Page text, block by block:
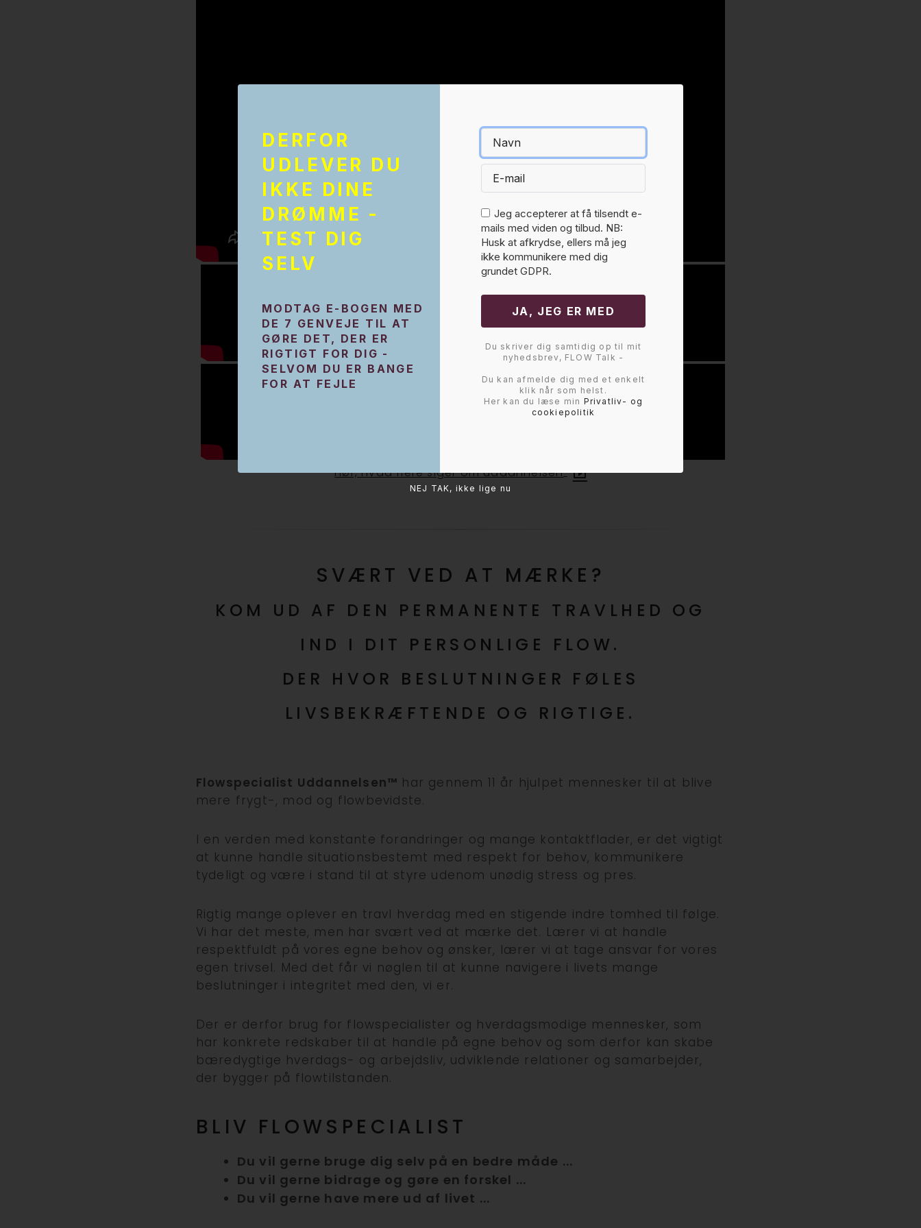
Hør, hvad flere siger om uddannelsen
SVÆRT VED AT MÆRKE?
KOM UD AF DEN PERMANENTE TRAVLHED OG
IND I DIT PERSONLIGE FLOW.
DER HVOR BESLUTNINGER FØLES
LIVSBEKRÆFTENDE OG RIGTIGE.
Flowspecialist Uddannelsen™ har gennem 11 år hjulpet mennesker til at blive
mere frygt-, mod og flowbevidste.
I en verden med konstante forandringer og mange kontaktflader, er det vigtigt
at kunne handle situationsbestemt med respekt for behov, kommunikere
tydeligt og være i stand til at styre udenom unødig stress og pres.
Rigtig mange oplever en travl hverdag med en stigende indre tomhed til følge.
Vi har det meste, men har svært ved at mærke det. Lærer vi at handle
respektfuldt på vores egne behov og ønsker, lærer vi at tage ansvar for vores
egen trivsel. Med det får vi nøglen til at kunne navigere i livets mange
beslutninger i integritet med den, vi er.
Der er derfor brug for flowspecialister og hverdagsmodige mennesker, som
har konkrete redskaber til at handle på egne behov og som derfor kan skabe
bæredygtige hverdags- og arbejdsliv, udviklende relationer og samarbejder,
der bygger på flowtilstanden.
BLIV FLOWSPECIALIST
Du vil gerne bruge dig selv på en bedre måde ...
Du vil gerne bidrage og gøre en forskel ...
Du vil gerne have mere ud af livet ...
DERFOR
UDLEVER DU
IKKE DINE
DRØMME -
TEST DIG
SELV
MODTAG E-BOGEN MED
DE 7 GENVEJE TIL AT
GØRE DET, DER ER
RIGTIGT FOR DIG -
SELVOM DU ER BANGE
FOR AT FEJLE
Jeg accepterer at få tilsendt e-
mails med viden og tilbud. NB:
Husk at afkrydse, ellers må jeg
ikke kommunikere med dig
grundet GDPR.
Du skriver dig samtidig op til mit
nyhedsbrev, FLOW Talk -
Du kan afmelde dig med et enkelt
klik når som helst.
Her kan du læse min Privatliv- og
cookiepolitik
NEJ TAK, ikke lige nu